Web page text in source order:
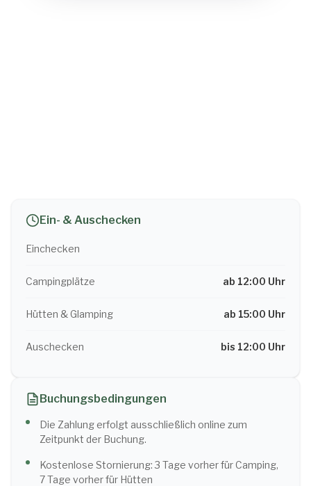
Ein- & Auschecken
Einchecken
Campingplätze ab 12:00 Uhr
Hütten & Glamping ab 15:00 Uhr
Auschecken bis 12:00 Uhr
Buchungsbedingungen
Die Zahlung erfolgt ausschließlich online zum
Zeitpunkt der Buchung.
Kostenlose Stornierung: 3 Tage vorher für Camping,
7 Tage vorher für Hütten